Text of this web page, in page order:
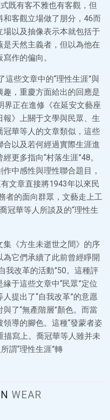
既有客不雅也有客觀，但
客觀立場做了朋分，46而
以及抽像表示本就包括于
天然主義者，但以為他在
作的偏向。
這些文章中的“理性生涯”與
，重慶方面給出的回應是
界正在進修《在延安文藝座
》上關于文學與民眾、生
華等人的文章類似，這些
以及若何經過實際生涯進
更多指向“村落生涯”48。
中感性與理性聯合題目，
文章直接將1943年以來民
者的面向群眾，文藝走上工
冠華等人所談及的“理性生
《方生未逝世之間》的序
它們承續了此前曾經睜開
我改革的活動”50。這種評
于這些文章中“民眾”定位
提出了“自我改革”的意愿
了“無產階層”顏色。而當
導的腳色。這種“發蒙者姿
描寫上。喬冠華等人雖并未
謂“理性生涯”轉
WEAR